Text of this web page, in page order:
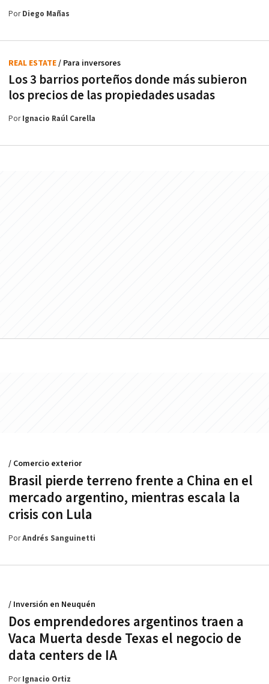
PorDiego Mañas
Los 3 barrios porteños donde más subieron
los precios de las propiedades usadas
REAL ESTATE/ Para inversores
PorIgnacio Raúl Carella
Brasil pierde terreno frente a China en el
mercado argentino, mientras escala la
crisis con Lula
/ Comercio exterior
PorAndrés Sanguinetti
Dos emprendedores argentinos traen a
Vaca Muerta desde Texas el negocio de
data centers de IA
/ Inversión en Neuquén
PorIgnacio Ortiz